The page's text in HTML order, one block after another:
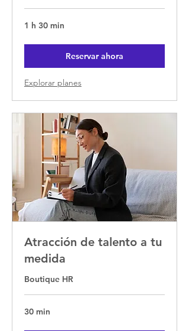
1 h 30 min
Reservar ahora
Explorar planes
Atracción de talento a tu
medida
Boutique HR
30 min